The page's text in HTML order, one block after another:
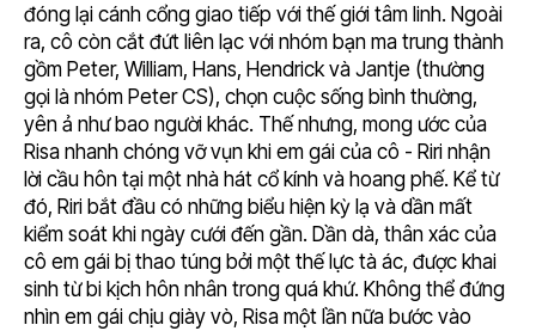
đóng lại cánh cổng giao tiếp với thế giới tâm linh. Ngoài
ra, cô còn cắt đứt liên lạc với nhóm bạn ma trung thành
gồm Peter, William, Hans, Hendrick và Jantje (thường
gọi là nhóm Peter CS), chọn cuộc sống bình thường,
yên ả như bao người khác. Thế nhưng, mong ước của
Risa nhanh chóng vỡ vụn khi em gái của cô - Riri nhận
lời cầu hôn tại một nhà hát cổ kính và hoang phế. Kể từ
đó, Riri bắt đầu có những biểu hiện kỳ lạ và dần mất
kiểm soát khi ngày cưới đến gần. Dần dà, thân xác của
cô em gái bị thao túng bởi một thế lực tà ác, được khai
sinh từ bi kịch hôn nhân trong quá khứ. Không thể đứng
nhìn em gái chịu giày vò, Risa một lần nữa bước vào